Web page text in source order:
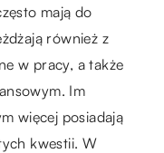
mają do
również z
w pracy, a także
Im
więcej posiadają
kwestii. W